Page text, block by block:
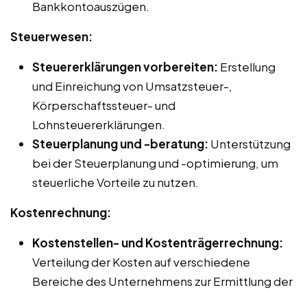
Bankkontoauszügen.
Steuerwesen:
Steuererklärungen vorbereiten: Erstellung
und Einreichung von Umsatzsteuer-,
Körperschaftssteuer- und
Lohnsteuererklärungen.
Steuerplanung und -beratung: Unterstützung
bei der Steuerplanung und -optimierung, um
steuerliche Vorteile zu nutzen.
Kostenrechnung:
Kostenstellen- und Kostenträgerrechnung:
Verteilung der Kosten auf verschiedene
Bereiche des Unternehmens zur Ermittlung der